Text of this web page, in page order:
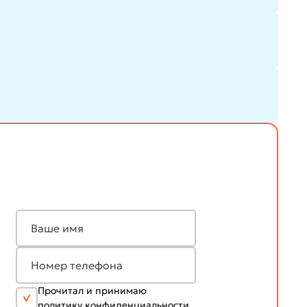
Прочитал и принимаю